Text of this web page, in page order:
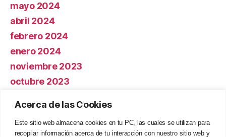
Acerca de las Cookies
Este sitio web almacena cookies en tu PC, las cuales se utilizan para
recopilar información acerca de tu interacción con nuestro sitio web y
mayo 2024
abril 2024
febrero 2024
enero 2024
noviembre 2023
octubre 2023
Categorías